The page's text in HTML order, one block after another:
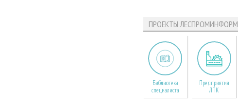
ПРОЕКТЫ ЛЕСПРОМИНФОРМ
Библиотека
специалиста
Предприятия
ЛПК